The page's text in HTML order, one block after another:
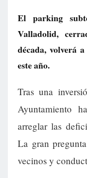
El parking
Valladolid,
década, volverá
este año.
Tras una
Ayuntamiento
arreglar las
La gran
vecinos y